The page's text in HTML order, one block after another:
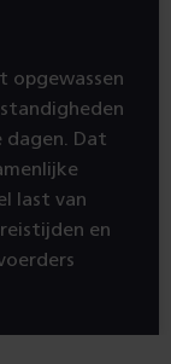
opgewassen
dagen. Dat
last van
en